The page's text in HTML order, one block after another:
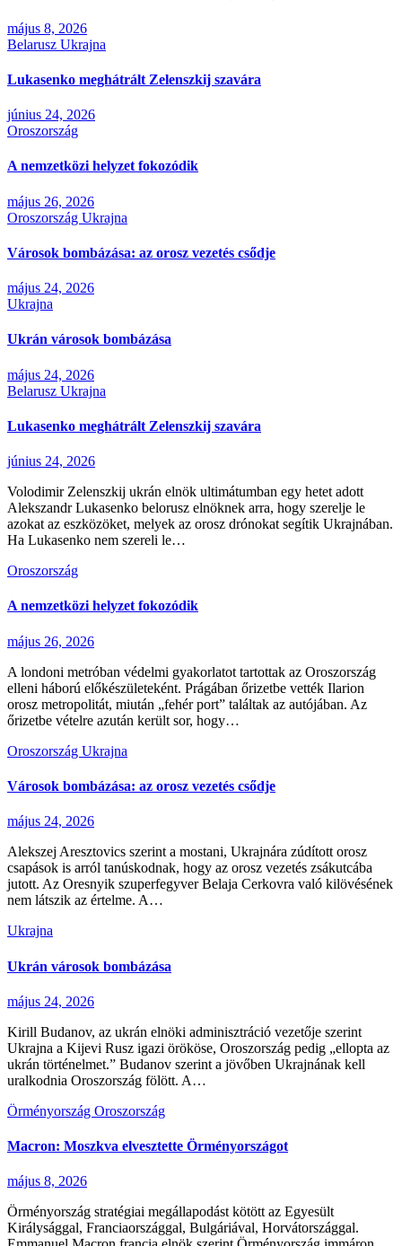
május 8, 2026
Belarusz Ukrajna
Lukasenko meghátrált Zelenszkij szavára
június 24, 2026
Oroszország
A nemzetközi helyzet fokozódik
május 26, 2026
Oroszország Ukrajna
Városok bombázása: az orosz vezetés csődje
május 24, 2026
Ukrajna
Ukrán városok bombázása
május 24, 2026
Belarusz Ukrajna
Lukasenko meghátrált Zelenszkij szavára
június 24, 2026
Volodimir Zelenszkij ukrán elnök ultimátumban egy hetet adott
Alekszandr Lukasenko belorusz elnöknek arra, hogy szerelje le
azokat az eszközöket, melyek az orosz drónokat segítik Ukrajnában.
Ha Lukasenko nem szereli le…
Oroszország
A nemzetközi helyzet fokozódik
május 26, 2026
A londoni metróban védelmi gyakorlatot tartottak az Oroszország
elleni háború előkészületeként. Prágában őrizetbe vették Ilarion
orosz metropolitát, miután „fehér port” találtak az autójában. Az
őrizetbe vételre azután került sor, hogy…
Oroszország Ukrajna
Városok bombázása: az orosz vezetés csődje
május 24, 2026
Alekszej Aresztovics szerint a mostani, Ukrajnára zúdított orosz
csapások is arról tanúskodnak, hogy az orosz vezetés zsákutcába
jutott. Az Oresnyik szuperfegyver Belaja Cerkovra való kilövésének
nem látszik az értelme. A…
Ukrajna
Ukrán városok bombázása
május 24, 2026
Kirill Budanov, az ukrán elnöki adminisztráció vezetője szerint
Ukrajna a Kijevi Rusz igazi örököse, Oroszország pedig „ellopta az
ukrán történelmet.” Budanov szerint a jövőben Ukrajnának kell
uralkodnia Oroszország fölött. A…
Örményország Oroszország
Macron: Moszkva elvesztette Örményországot
május 8, 2026
Örményország stratégiai megállapodást kötött az Egyesült
Királysággal, Franciaországgal, Bulgáriával, Horvátországgal.